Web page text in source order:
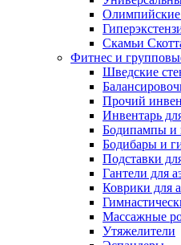
Олимпийские
Скамьи
Фитнес и
Шведские
Прочий
Инвентарь
Бодипампы и
Бодибары и
Подставки
Гантели для
Коврики для
Массажные
Утяжелители